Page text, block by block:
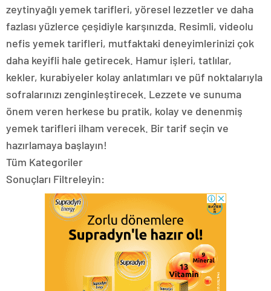
zeytinyağlı yemek tarifleri, yöresel lezzetler ve daha
fazlası yüzlerce çeşidiyle karşınızda. Resimli, videolu
nefis yemek tarifleri, mutfaktaki deneyimlerinizi çok
daha keyifli hale getirecek. Hamur işleri, tatlılar,
kekler, kurabiyeler kolay anlatımları ve püf noktalarıyla
sofralarınızı zenginleştirecek. Lezzete ve sunuma
önem veren herkese bu pratik, kolay ve denenmiş
yemek tarifleri ilham verecek. Bir tarif seçin ve
hazırlamaya başlayın!
Tüm Kategoriler
Sonuçları Filtreleyin: